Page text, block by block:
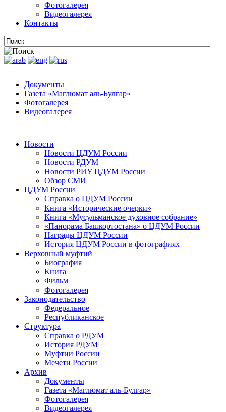
Фотогалерея
Видеогалерея
Контакты
Документы
Газета «Маглюмат аль-Булгар»
Фотогалерея
Видеогалерея
Новости
Новости ЦДУМ России
Новости РДУМ
Новости РИУ ЦДУМ России
Обзор СМИ
ЦДУМ России
Справка о ЦДУМ России
Книга «Исторические очерки»
Книга «Мусульманское духовное собрание»
«Панорама Башкортостана» о ЦДУМ России
Награды ЦДУМ России
История ЦДУМ России в фотографиях
Верховный муфтий
Биография
Книга
Фильм
Фотогалерея
Законодательство
Федеральное
Республиканское
Структура
Справка о РДУМ
История РДУМ
Муфтии России
Мечети России
Архив
Документы
Газета «Маглюмат аль-Булгар»
Фотогалерея
Видеогалерея